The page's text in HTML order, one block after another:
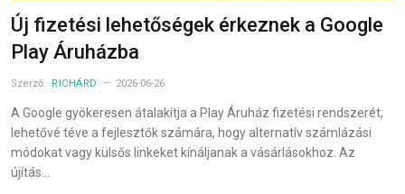
Új fizetési lehetőségek érkeznek a Google
Play Áruházba
Szerző: RICHÁRD 2026-06-26
A Google gyökeresen átalakítja a Play Áruház fizetési rendszerét,
lehetővé téve a fejlesztők számára, hogy alternatív számlázási
módokat vagy külsős linkeket kínáljanak a vásárlásokhoz. Az
újítás…